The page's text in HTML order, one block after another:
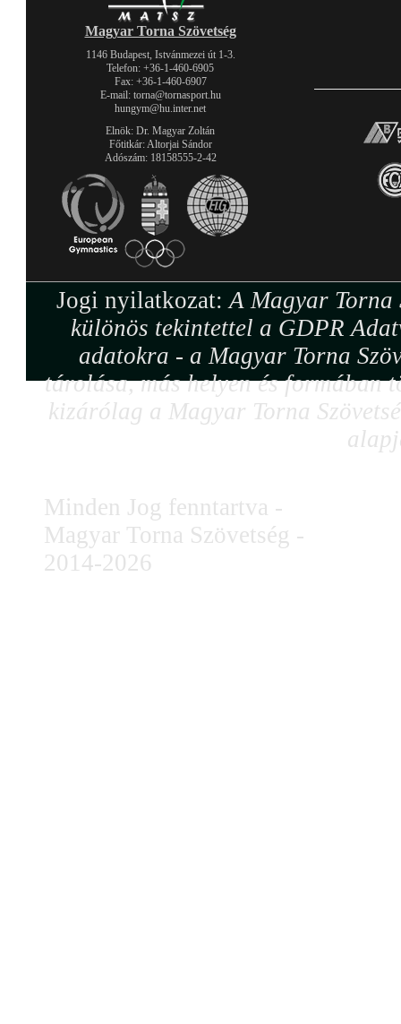
Magyar Torna Szövetség
1146 Budapest, Istvánmezei út 1-3.
Telefon: +36-1-460-6905
Fax: +36-1-460-6907
E-mail: torna@tornasport.hu
hungym@hu.inter.net
Elnök: Dr. Magyar Zoltán
Főtitkár: Altorjai Sándor
Adószám: 18158555-2-42
Jogi nyilatkozat:A Magyar Torna
különös tekintettel a GDPR
adatokra - a Magyar Torna
tárolása, más helyen és formában
kizárólag a Magyar Torna
Minden Jog fenntartva -
Magyar Torna Szövetség -
2014-2026